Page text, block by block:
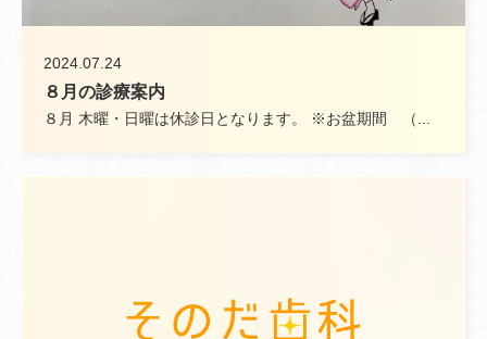
2024.07.24
８月の診療案内
８月 木曜・日曜は休診日となります。 ※お盆期間 （...